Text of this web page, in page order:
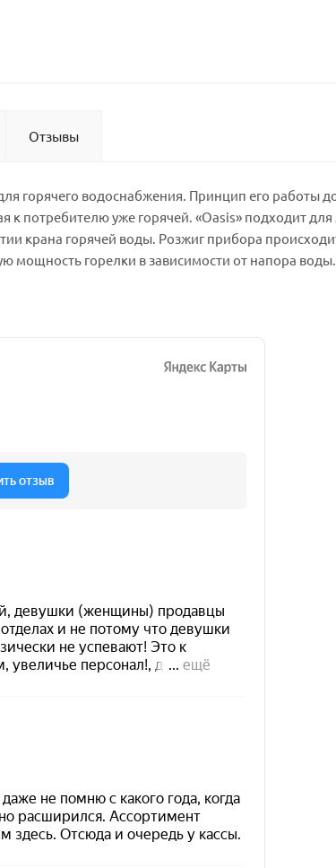
Отзывы
горячего водоснабжения. Принцип его работы
к потребителю уже горячей. «Oasis» подходит
крана горячей воды. Розжиг прибора
горелки в зависимости от напора